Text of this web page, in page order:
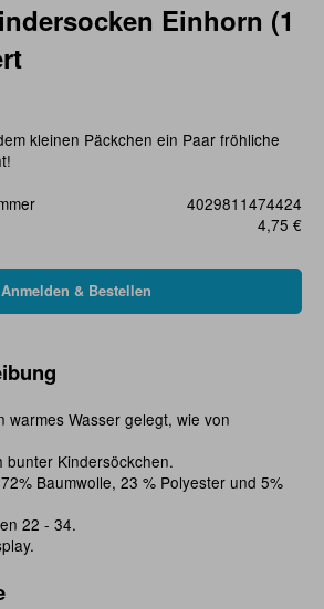
Einhorn (1
kleinen Päckchen ein Paar fröhliche
4029811474424
4,75 €
warmes Wasser gelegt, wie von
bunter Kindersöckchen.
Baumwolle, 23 % Polyester und 5%
22 - 34.